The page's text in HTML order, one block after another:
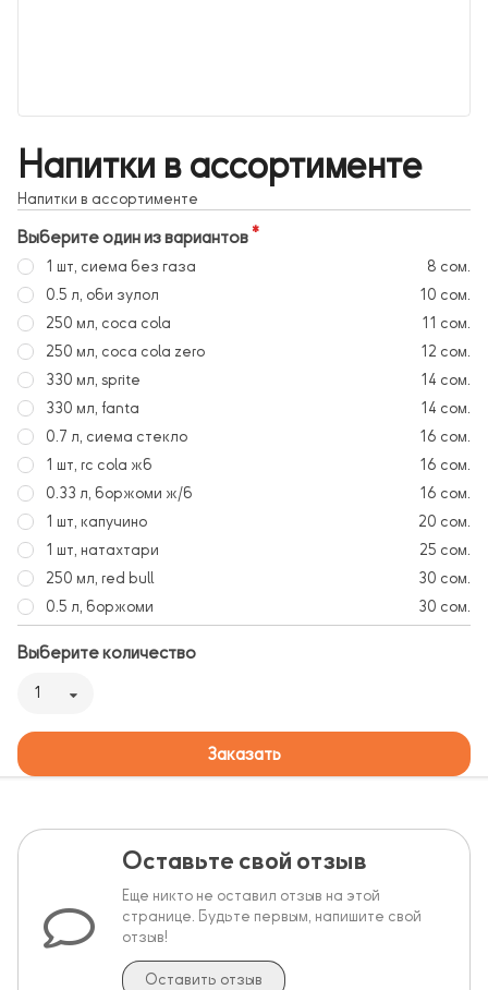
Напитки в ассортименте
Напитки в ассортименте
Выберите один из вариантов
1 шт, сиема без газа
8 сом.
0.5 л, оби зулол
10 сом.
250 мл, coca cola
11 сом.
250 мл, coca cola zero
12 сом.
330 мл, sprite
14 сом.
330 мл, fanta
14 сом.
0.7 л, сиема стекло
16 сом.
1 шт, rc cola жб
16 сом.
0.33 л, боржоми ж/б
16 сом.
1 шт, капучино
20 сом.
1 шт, натахтари
25 сом.
250 мл, red bull
30 сом.
0.5 л, боржоми
30 сом.
Выберите количество
1
Заказать
Оставьте свой отзыв
Еще никто не оставил отзыв на этой
странице. Будьте первым, напишите свой
отзыв!
Оставить отзыв